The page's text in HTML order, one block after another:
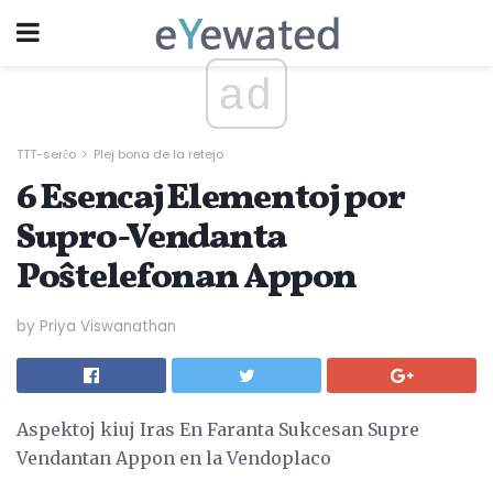
ad
TTT-serĉo Plej bona de la retejo
6 Esencaj Elementoj por
Supro-Vendanta
Poŝtelefonan Appon
by Priya Viswanathan
Aspektoj kiuj Iras En Faranta Sukcesan Supre
Vendantan Appon en la Vendoplaco